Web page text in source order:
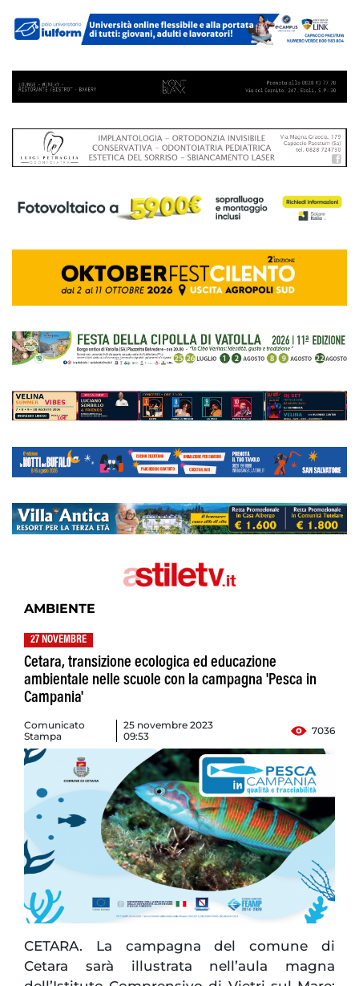
AMBIENTE
27 NOVEMBRE
Cetara, transizione ecologica ed educazione
ambientale nelle scuole con la campagna 'Pesca in
Campania'
Comunicato
Stampa
25 novembre 2023
09:53
7036
CETARA. La campagna del comune di
Cetara sarà illustrata nell’aula magna